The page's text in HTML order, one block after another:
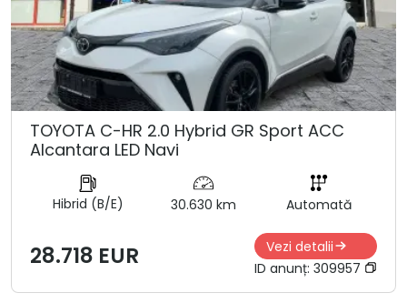
TOYOTA C-HR 2.0 Hybrid GR Sport ACC
Alcantara LED Navi
Hibrid (B/E) 30.630 km Automată
28.718 EUR
Vezi detalii
ID anunț: 309957